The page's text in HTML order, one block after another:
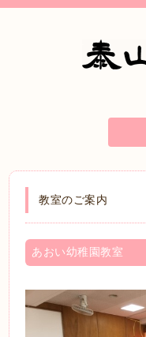
教室のご案内
あおい幼稚園教室